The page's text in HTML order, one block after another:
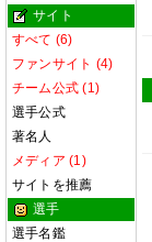
サイト
すべて (6)
ファンサイト (4)
チーム公式 (1)
選手公式
著名人
メディア (1)
サイトを推薦
選手
選手名鑑